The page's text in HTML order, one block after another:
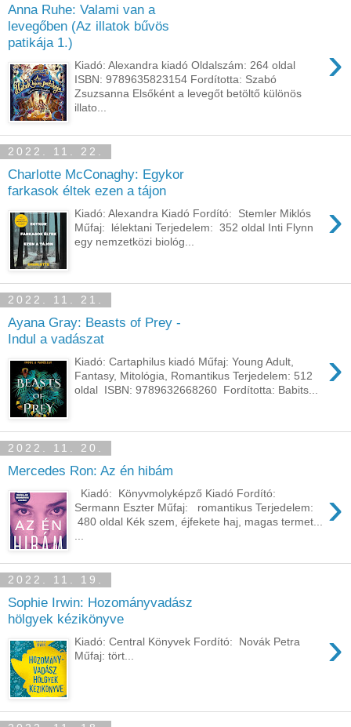
Anna Ruhe: Valami van a
levegőben (Az illatok bűvös
patikája 1.)
›
Kiadó: Alexandra kiadó Oldalszám: 264 oldal
ISBN: 9789635823154 Fordította: Szabó
Zsuzsanna Elsőként a levegőt betöltő különös
illato...
2022. 11. 22.
Charlotte McConaghy: Egykor
farkasok éltek ezen a tájon
›
Kiadó: Alexandra Kiadó Fordító: Stemler Miklós
Műfaj: lélektani Terjedelem: 352 oldal Inti Flynn
egy nemzetközi biológ...
2022. 11. 21.
Ayana Gray: Beasts of Prey -
Indul a vadászat
›
Kiadó: Cartaphilus kiadó Műfaj: Young Adult,
Fantasy, Mitológia, Romantikus Terjedelem: 512
oldal ISBN: 9789632668260 Fordította: Babits...
2022. 11. 20.
Mercedes Ron: Az én hibám
›
Kiadó: Könyvmolyképző Kiadó Fordító:
Sermann Eszter Műfaj: romantikus Terjedelem:
480 oldal Kék szem, éjfekete haj, magas termet...
2022. 11. 19.
Sophie Irwin: Hozományvadász
​hölgyek kézikönyve
›
Kiadó: Central Könyvek Fordító: Novák Petra
Műfaj: tört...